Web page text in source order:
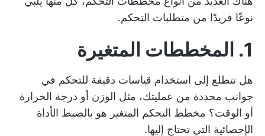
نوعًا فريدًا من متطلبات التحكم.
1. المخططات المتغيرة
هل تتطلع إلى استخدام قياسات دقيقة للتحكم في
جوانب محددة من عمليتك، مثل الوزن أو درجة الحرارة
أو الوقت؟ مخطط التحكم المتغير هو بالضبط الأداة
الإحصائية التي تحتاج إليها.